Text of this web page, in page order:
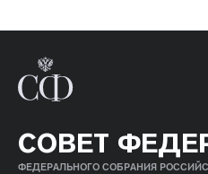
СОВЕТ
ФЕДЕРАЛЬНОГО СОБРАНИЯ